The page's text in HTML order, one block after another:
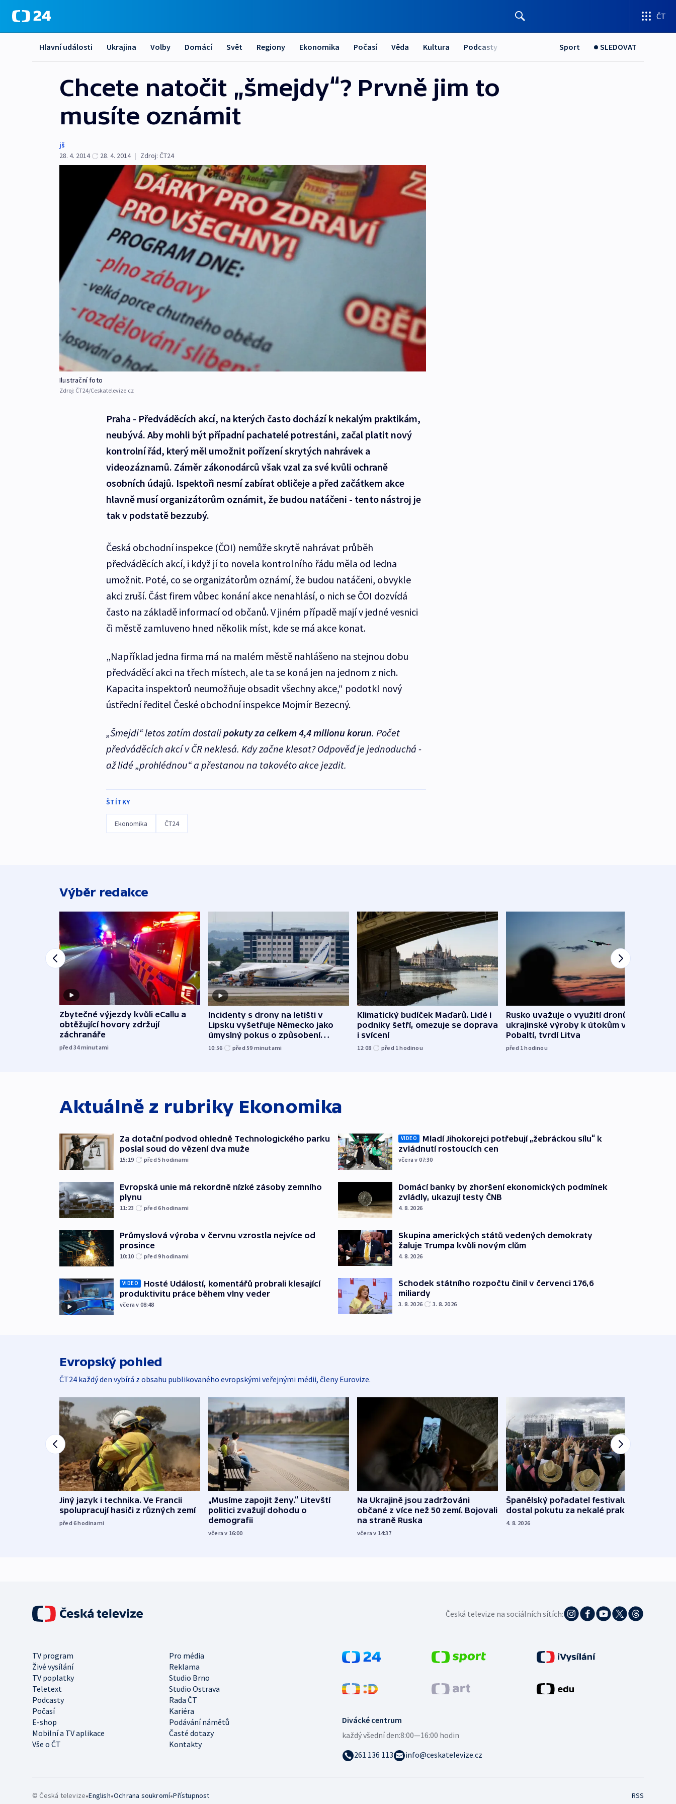
ČT
Hlavní události Ukrajina Volby Domácí Svět Regiony Ekonomika Počasí Věda Kultura Podcasty Sport SLEDOVAT
Chcete natočit „šmejdy“? Prvně jim to
musíte oznámit
jš
28. 4. 2014
28. 4. 2014 | Zdroj: ČT24
Ilustrační foto
Zdroj: ČT24/Ceskatelevize.cz
Praha - Předváděcích akcí, na kterých často dochází k nekalým praktikám,
neubývá. Aby mohli být případní pachatelé potrestáni, začal platit nový
kontrolní řád, který měl umožnit pořízení skrytých nahrávek a
videozáznamů. Záměr zákonodárců však vzal za své kvůli ochraně
osobních údajů. Ispektoři nesmí zabírat obličeje a před začátkem akce
hlavně musí organizátorům oznámit, že budou natáčeni - tento nástroj je
tak v podstatě bezzubý.
Česká obchodní inspekce (ČOI) nemůže skrytě nahrávat průběh
předváděcích akcí, i když jí to novela kontrolního řádu měla od ledna
umožnit. Poté, co se organizátorům oznámí, že budou natáčeni, obvykle
akci zruší. Část firem vůbec konání akce nenahlásí, o nich se ČOI dozvídá
často na základě informací od občanů. V jiném případě mají v jedné vesnici
či městě zamluveno hned několik míst, kde se má akce konat.
„Například jedna firma má na malém městě nahlášeno na stejnou dobu
předváděcí akci na třech místech, ale ta se koná jen na jednom z nich.
Kapacita inspektorů neumožňuje obsadit všechny akce,“ podotkl nový
ústřední ředitel České obchodní inspekce Mojmír Bezecný.
„Šmejdi“ letos zatím dostalipokuty za celkem 4,4 milionu korun. Počet
předváděcích akcí v ČR neklesá. Kdy začne klesat? Odpověď je jednoduchá -
až lidé „prohlédnou“ a přestanou na takovéto akce jezdit.
ŠTÍTKY
Ekonomika ČT24
Výběr redakce
Zbytečné výjezdy kvůli eCallu a
obtěžující hovory zdržují
záchranáře
před 34minutami
Incidenty s drony na letišti v
Lipsku vyšetřuje Německo jako
úmyslný pokus o způsobení
exploze
10:56 před 59 minutami
Klimatický budíček Maďarů. Lidé i
podniky šetří, omezuje se doprava
i svícení
12:08 před 1hodinou
Rusko uvažuje o využití dronů
ukrajinské výroby k útokům v
Pobaltí, tvrdí Litva
před 1hodinou
Aktuálně z rubriky Ekonomika
Za dotační podvod ohledně Technologického parku
poslal soud do vězení dva muže
15:19 před 5hodinami
Evropská unie má rekordně nízké zásoby zemního
plynu
11:23 před 6hodinami
Průmyslová výroba v červnu vzrostla nejvíce od
prosince
10:10 před 9hodinami
VIDEO
Hosté Událostí, komentářů probrali klesající
produktivitu práce během vlny veder
včera v 08:48
VIDEO
Mladí Jihokorejci potřebují „žebráckou sílu“ k
zvládnutí rostoucích cen
včera v 07:30
Domácí banky by zhoršení ekonomických podmínek
zvládly, ukazují testy ČNB
4. 8. 2026
Skupina amerických států vedených demokraty
žaluje Trumpa kvůli novým clům
4. 8. 2026
Schodek státního rozpočtu činil v červenci 176,6
miliardy
3. 8. 2026 3. 8. 2026
Evropský pohled
ČT24 každý den vybírá z obsahu publikovaného evropskými veřejnými médii, členy Eurovize.
Jiný jazyk i technika. Ve Francii
spolupracují hasiči z různých zemí
před 6hodinami
„Musíme zapojit ženy.“ Litevští
politici zvažují dohodu o
demografii
včera v 16:00
Na Ukrajině jsou zadržováni
občané z více než 50 zemí. Bojovali
na straně Ruska
včera v 14:37
Španělský pořadatel festivalu
dostal pokutu za nekalé praktiky
4. 8. 2026
Česká televize na sociálních sítích:
TV program
Pro média
Živé vysílání
Reklama
TV poplatky
Studio Brno
Teletext
Studio Ostrava
Podcasty
Rada ČT
Počasí
Kariéra
E-shop
Podávání námětů
Mobilní a TV aplikace
Časté dotazy
Vše o ČT
Kontakty
Divácké centrum
každý všední den:8:00—16:00 hodin
261 136 113
info@ceskatelevize.cz
© Česká televize•English•Ochrana soukromí•Přístupnost RSS